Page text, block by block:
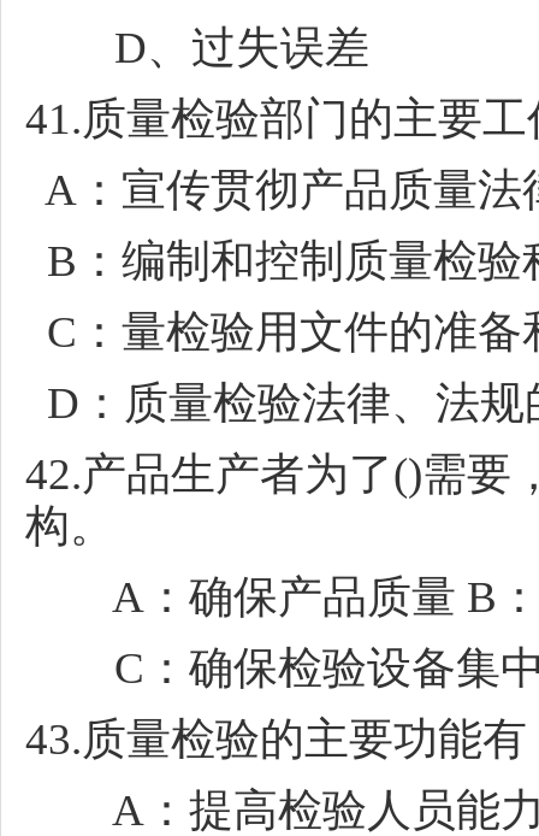
D、过失误差
41.质量检验部门的主要
A：宣传贯彻产品质量
B：编制和控制质量检验
C：量检验用文件的准
D：质量检验法律、法
42.产品生产者为了()需要
构。
A：确保产品质量 B：
C：确保检验设备集中
43.质量检验的主要功能有
A：提高检验人员能力